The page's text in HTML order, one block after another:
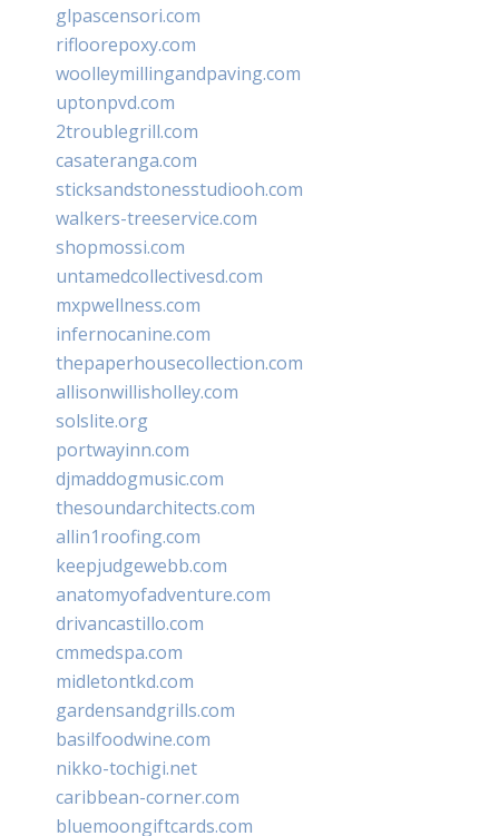
glpascensori.com
rifloorepoxy.com
woolleymillingandpaving.com
uptonpvd.com
2troublegrill.com
casateranga.com
sticksandstonesstudiooh.com
walkers-treeservice.com
shopmossi.com
untamedcollectivesd.com
mxpwellness.com
infernocanine.com
thepaperhousecollection.com
allisonwillisholley.com
solslite.org
portwayinn.com
djmaddogmusic.com
thesoundarchitects.com
allin1roofing.com
keepjudgewebb.com
anatomyofadventure.com
drivancastillo.com
cmmedspa.com
midletontkd.com
gardensandgrills.com
basilfoodwine.com
nikko-tochigi.net
caribbean-corner.com
bluemoongiftcards.com